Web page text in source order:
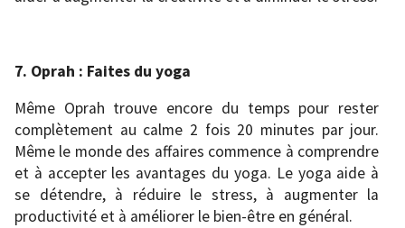
7. Oprah : Faites du yoga
Même Oprah trouve encore du temps pour rester
complètement au calme 2 fois 20 minutes par jour.
Même le monde des affaires commence à comprendre
et à accepter les avantages du yoga. Le yoga aide à
se détendre, à réduire le stress, à augmenter la
productivité et à améliorer le bien-être en général.